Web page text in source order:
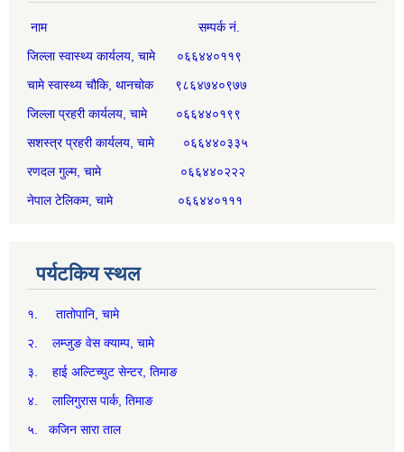
नाम सम्पर्क नं.
जिल्ला स्वास्थ्य कार्यलय, चामे ०६६४४०११९
चामे स्वास्थ्य चौकि, थानचोक ९८६४७४०९७७
जिल्ला प्रहरी कार्यलय, चामे ०६६४४०१९९
सशस्त्र प्रहरी कार्यलय, चामे ०६६४४०३३५
रणदल गुल्म, चामे ०६६४४०२२२
नेपाल टेलिकम, चामे ०६६४४०१११
पर्यटकिय स्थल
१. तातोपानि, चामे
२. लम्जुङ वेस क्याम्प, चामे
३. हाई अल्टिच्युट सेन्टर, तिमाङ
४. लालिगुरास पार्क, तिमाङ
५. कजिन सारा ताल